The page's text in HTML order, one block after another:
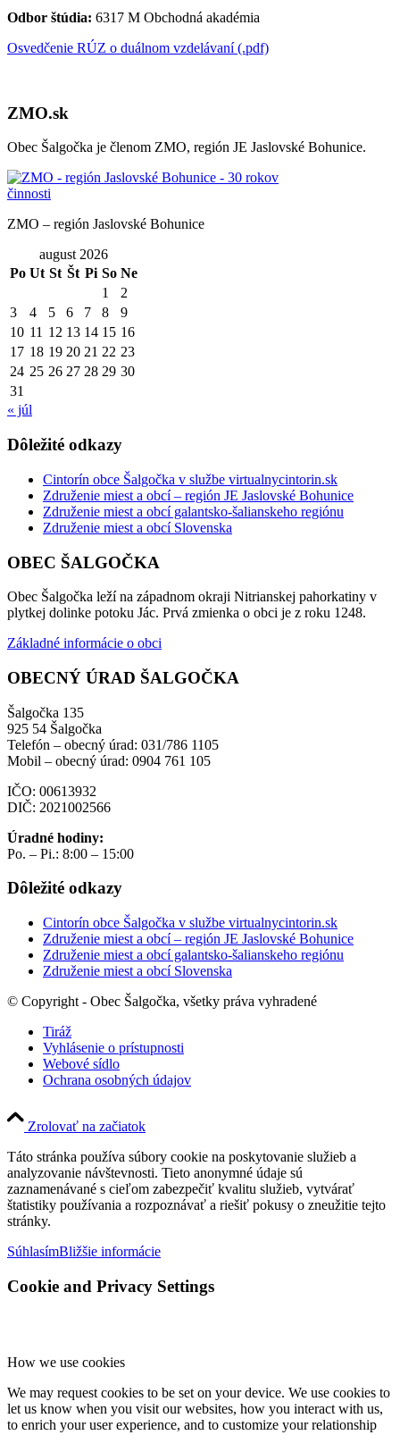
Odbor štúdia: 6317 M Obchodná akadémia
Osvedčenie RÚZ o duálnom vzdelávaní (.pdf)
ZMO.sk
Obec Šalgočka je členom ZMO, región JE Jaslovské Bohunice.
ZMO – región Jaslovské Bohunice
august 2026
Po Ut St Št Pi So Ne
1
2
3
4 5 6 7 8
9
10 11 12 13 14 15 16
17 18 19 20 21 22 23
24 25 26 27 28 29 30
31
« júl
Dôležité odkazy
Cintorín obce Šalgočka v službe virtualnycintorin.sk
Združenie miest a obcí – región JE Jaslovské Bohunice
Združenie miest a obcí galantsko-šalianskeho regiónu
Združenie miest a obcí Slovenska
OBEC ŠALGOČKA
Obec Šalgočka leží na západnom okraji Nitrianskej pahorkatiny v
plytkej dolinke potoku Jác. Prvá zmienka o obci je z roku 1248.
Základné informácie o obci
OBECNÝ ÚRAD ŠALGOČKA
Šalgočka 135
925 54 Šalgočka
Telefón – obecný úrad: 031/786 1105
Mobil – obecný úrad: 0904 761 105
IČO: 00613932
DIČ: 2021002566
Úradné hodiny:
Po. – Pi.: 8:00 – 15:00
Dôležité odkazy
Cintorín obce Šalgočka v službe virtualnycintorin.sk
Združenie miest a obcí – región JE Jaslovské Bohunice
Združenie miest a obcí galantsko-šalianskeho regiónu
Združenie miest a obcí Slovenska
© Copyright - Obec Šalgočka, všetky práva vyhradené
Tiráž
Vyhlásenie o prístupnosti
Webové sídlo
Ochrana osobných údajov
Zrolovať na začiatok
Táto stránka používa súbory cookie na poskytovanie služieb a
analyzovanie návštevnosti. Tieto anonymné údaje sú
zaznamenávané s cieľom zabezpečiť kvalitu služieb, vytvárať
štatistiky používania a rozpoznávať a riešiť pokusy o zneužitie tejto
stránky.
SúhlasímBližšie informácie
Cookie and Privacy Settings
How we use cookies
We may request cookies to be set on your device. We use cookies to
let us know when you visit our websites, how you interact with us,
to enrich your user experience, and to customize your relationship